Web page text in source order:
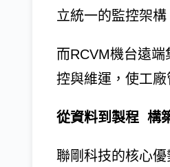
立統一的監控架構
而RCVM機台遠
控與維運，使工廠
從資料到製程 構
聯剛科技的核心